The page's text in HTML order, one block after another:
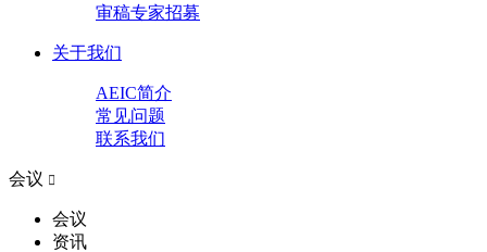
审稿专家招募
关于我们
AEIC简介
常见问题
联系我们
会议 
会议
资讯